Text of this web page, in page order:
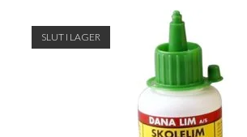
SLUT I LAGER